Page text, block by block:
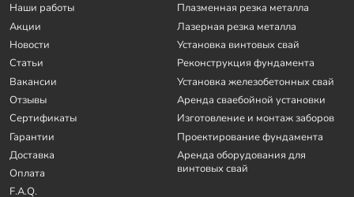
Наши работы
Акции
Новости
Статьи
Вакансии
Отзывы
Сертификаты
Гарантии
Доставка
Оплата
F.A.Q.
Плазменная резка металла
Лазерная резка металла
Установка винтовых свай
Реконструкция фундамента
Установка железобетонных свай
Аренда сваебойной установки
Изготовление и монтаж заборов
Проектирование фундамента
Аренда оборудования для
винтовых свай